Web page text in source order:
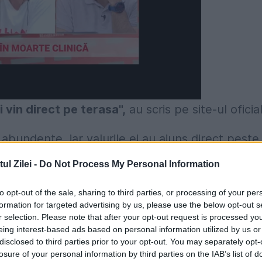
Zilei - Do Not Process My Personal Information
opt-out of the sale, sharing to third parties, or processing of your
for targeted advertising by us, please use the below opt-out
selection. Please note that after your opt-out request is processed
interest-based ads based on personal information utilized by us
to third parties prior to your opt-out. You may separately
of your personal information by third parties on the IAB’s list of
vin direct pe terasa", au scris pe site-ul oficial
iar valurile ei au ajuns direct peste
speriat când a venit apa pe terasă, ci au
au depășit ușor 30 de grade, iar oamenii de
valuri reci ca berea pe care o